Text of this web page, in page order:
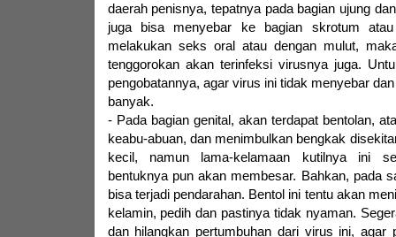
daerah penisnya, tepatnya pada bagian ujung
juga bisa menyebar ke bagian skrotum
melakukan seks oral atau dengan mulut,
tenggorokan akan terinfeksi virusnya juga.
pengobatannya, agar virus ini tidak menyebar
banyak.
- Pada bagian genital, akan terdapat bentolan,
keabu-abuan, dan menimbulkan bengkak
kecil, namun lama-kelamaan kutilnya ini
bentuknya pun akan membesar. Bahkan, pada
bisa terjadi pendarahan. Bentol ini tentu akan
kelamin, pedih dan pastinya tidak nyaman.
dan hilangkan pertumbuhan dari virus ini, agar